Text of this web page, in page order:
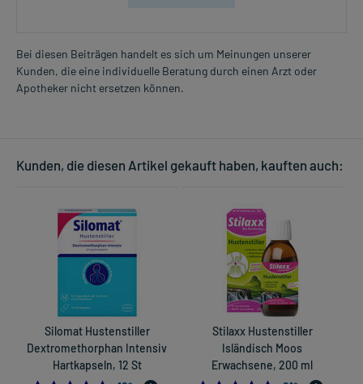
Bei diesen Beiträgen handelt es sich um Meinungen unserer
Kunden, die eine individuelle Beratung durch einen Arzt oder
Apotheker nicht ersetzen können.
Kunden, die diesen Artikel gekauft haben, kauften auch:
Silomat Hustenstiller
Dextromethorphan Intensiv
Hartkapseln, 12 St
Stilaxx Hustenstiller
Isländisch Moos
Erwachsene, 200 ml